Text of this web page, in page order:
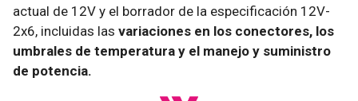
actual de 12V y el borrador de la especificación 12V-
2x6, incluidas las variaciones en los conectores, los
umbrales de temperatura y el manejo y suministro
de potencia.